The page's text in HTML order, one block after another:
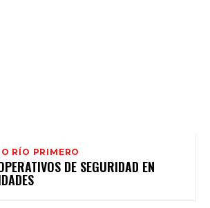
RÍO PRIMERO
DE SEGURIDAD EN